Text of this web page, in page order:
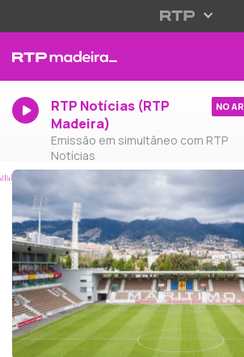
RTP Notícias (RTP
Madeira)
Emissão em simultâneo com RTP
Notícias
NO AR